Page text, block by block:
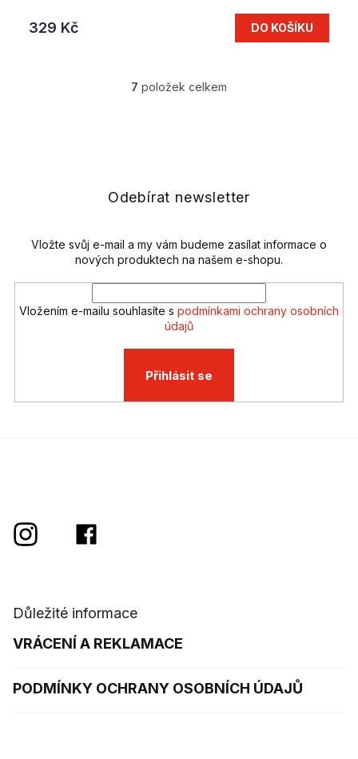
329 Kč DO KOŠÍKU
O
í
v
k
ý
p
s
7 položek celkem
Odebírat newsletter
Vložte svůj e-mail a my vám budeme zasílat informace o
nových produktech na našem e-shopu.
Vložením e-mailu souhlasíte s podmínkami ochrany osobních
údajů
Přihlásit se
Důležité informace
VRÁCENÍ A REKLAMACE
PODMÍNKY OCHRANY OSOBNÍCH ÚDAJŮ